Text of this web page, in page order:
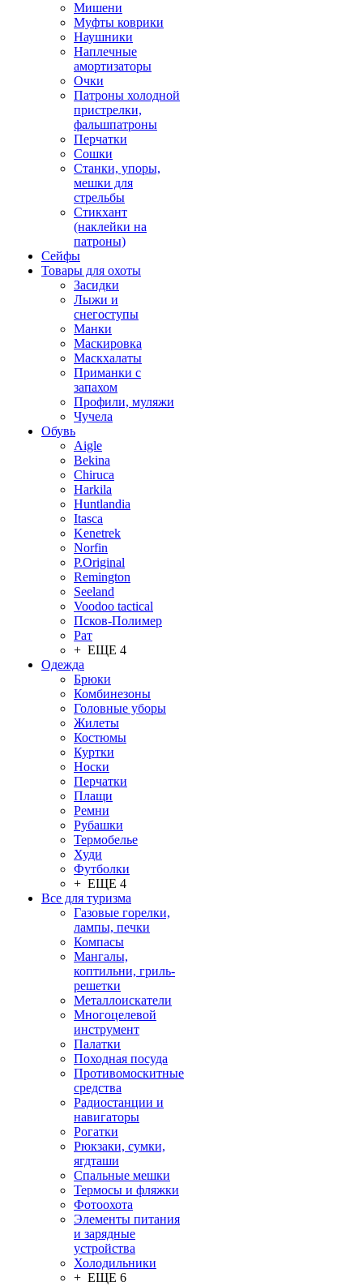
Мишени
Муфты коврики
Наушники
Наплечные
амортизаторы
Очки
Патроны холодной
пристрелки,
фальшпатроны
Перчатки
Сошки
Станки, упоры,
мешки для
стрельбы
Стикхант
(наклейки на
патроны)
Сейфы
Товары для охоты
Засидки
Лыжи и
снегоступы
Манки
Маскировка
Маскхалаты
Приманки с
запахом
Профили, муляжи
Чучела
Обувь
Aigle
Bekina
Chiruсa
Harkila
Huntlandia
Itasca
Kenetrek
Norfin
P.Original
Remington
Seeland
Voodoo tactical
Псков-Полимер
Рат
+ ЕЩЕ 4
Одежда
Брюки
Комбинезоны
Головные уборы
Жилеты
Костюмы
Куртки
Носки
Перчатки
Плащи
Ремни
Рубашки
Термобелье
Худи
Футболки
+ ЕЩЕ 4
Все для туризма
Газовые горелки,
лампы, печки
Компасы
Мангалы,
коптильни, гриль-
решетки
Металлоискатели
Многоцелевой
инструмент
Палатки
Походная посуда
Противомоскитные
средства
Радиостанции и
навигаторы
Рогатки
Рюкзаки, сумки,
ягдташи
Спальные мешки
Термосы и фляжки
Фотоохота
Элементы питания
и зарядные
устройства
Холодильники
+ ЕЩЕ 6